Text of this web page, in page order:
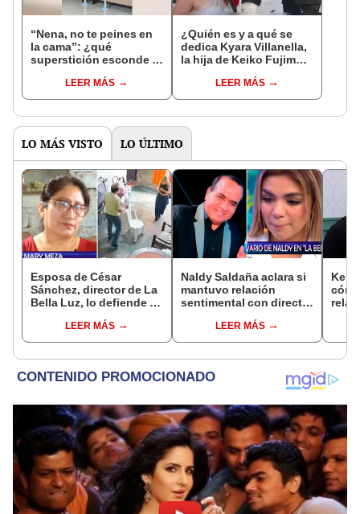
“Nena, no te peines en
la cama”: ¿qué
superstición esconde la
Enanitos Verdes?
LEER MÁS
¿Quién es y a qué se
dedica Kyara Villanella,
la hija de Keiko Fujimori
nivel nacional?
LEER MÁS
LO MÁS VISTO LO ÚLTIMO
Esposa de César
Sánchez, director de La
Bella Luz, lo defiende y
relación clandestina
con Naldy Saldaña:
LEER MÁS
Naldy Saldaña aclara si
mantuvo relación
sentimental con director
denunciarlo por
tocamientos: “Me
LEER MÁS